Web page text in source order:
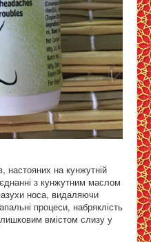
настояних на кунжутній
з кунжутним маслом
носа, видаляючи
процеси, набряклість
вмістом слизу у